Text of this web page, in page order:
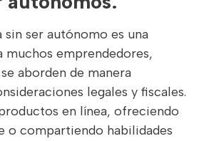
sin ser autónomo es una
emprendedores,
aborden de manera
legales y fiscales.
en línea, ofreciendo
o compartiendo habilidades